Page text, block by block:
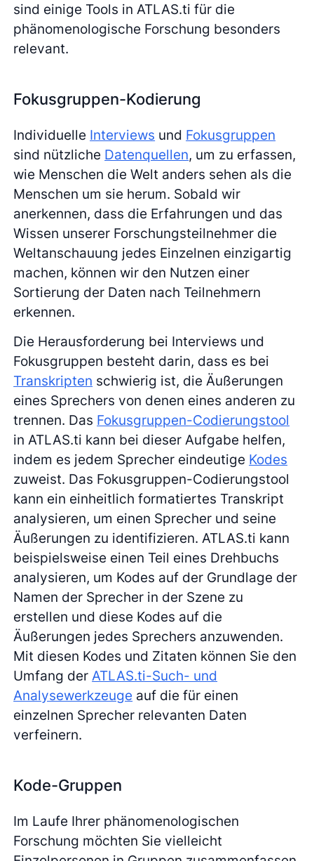
sind einige Tools in ATLAS.ti für die
phänomenologische Forschung besonders
relevant.
Fokusgruppen-Kodierung
Individuelle Interviews und Fokusgruppen
sind nützliche Datenquellen, um zu erfassen,
wie Menschen die Welt anders sehen als die
Menschen um sie herum. Sobald wir
anerkennen, dass die Erfahrungen und das
Wissen unserer Forschungsteilnehmer die
Weltanschauung jedes Einzelnen einzigartig
machen, können wir den Nutzen einer
Sortierung der Daten nach Teilnehmern
erkennen.
Die Herausforderung bei Interviews und
Fokusgruppen besteht darin, dass es bei
Transkripten schwierig ist, die Äußerungen
eines Sprechers von denen eines anderen zu
trennen. Das Fokusgruppen-Codierungstool
in ATLAS.ti kann bei dieser Aufgabe helfen,
indem es jedem Sprecher eindeutige Kodes
zuweist. Das Fokusgruppen-Codierungstool
kann ein einheitlich formatiertes Transkript
analysieren, um einen Sprecher und seine
Äußerungen zu identifizieren. ATLAS.ti kann
beispielsweise einen Teil eines Drehbuchs
analysieren, um Kodes auf der Grundlage der
Namen der Sprecher in der Szene zu
erstellen und diese Kodes auf die
Äußerungen jedes Sprechers anzuwenden.
Mit diesen Kodes und Zitaten können Sie den
Umfang derATLAS.ti-Such- und
Analysewerkzeuge auf die für einen
einzelnen Sprecher relevanten Daten
verfeinern.
Kode-Gruppen
Im Laufe Ihrer phänomenologischen
Forschung möchten Sie vielleicht